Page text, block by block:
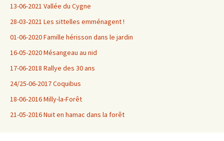
13-06-2021 Vallée du Cygne
28-03-2021 Les sittelles emménagent !
01-06-2020 Famille hérisson dans le jardin
16-05-2020 Mésangeau au nid
17-06-2018 Rallye des 30 ans
24/25-06-2017 Coquibus
18-06-2016 Milly-la-Forêt
21-05-2016 Nuit en hamac dans la forêt